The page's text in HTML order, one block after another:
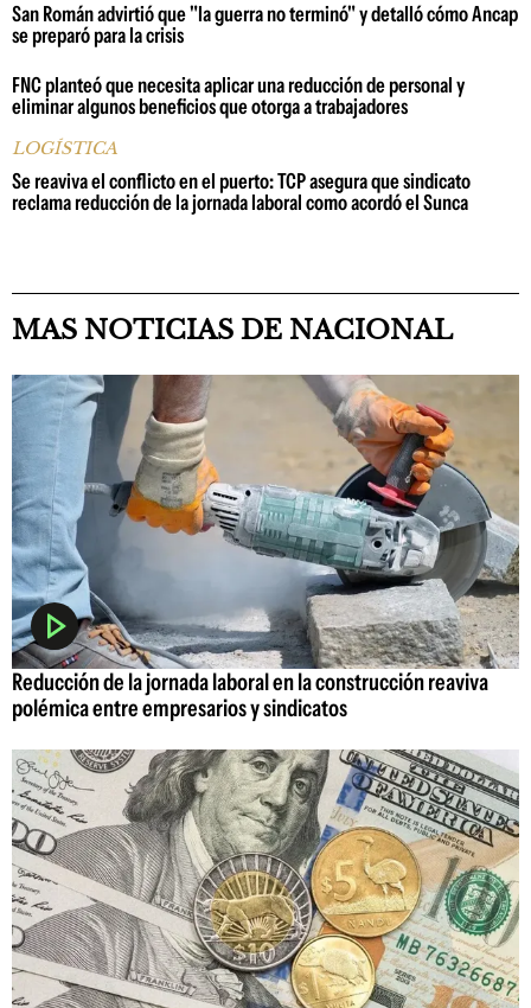
San Román advirtió que "la guerra no terminó" y detalló cómo Ancap
se preparó para la crisis
FNC planteó que necesita aplicar una reducción de personal y
eliminar algunos beneficios que otorga a trabajadores
LOGÍSTICA
Se reaviva el conflicto en el puerto: TCP asegura que sindicato
reclama reducción de la jornada laboral como acordó el Sunca
MAS NOTICIAS DE NACIONAL
Reducción de la jornada laboral en la construcción reaviva
polémica entre empresarios y sindicatos